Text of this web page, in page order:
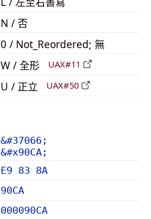
N / 否
0 / Not_Reordered; 無
W / 全形 UAX#11
U / 正立 UAX#50
&#37066;
&#x90CA;
E9 83 8A
90CA
000090CA